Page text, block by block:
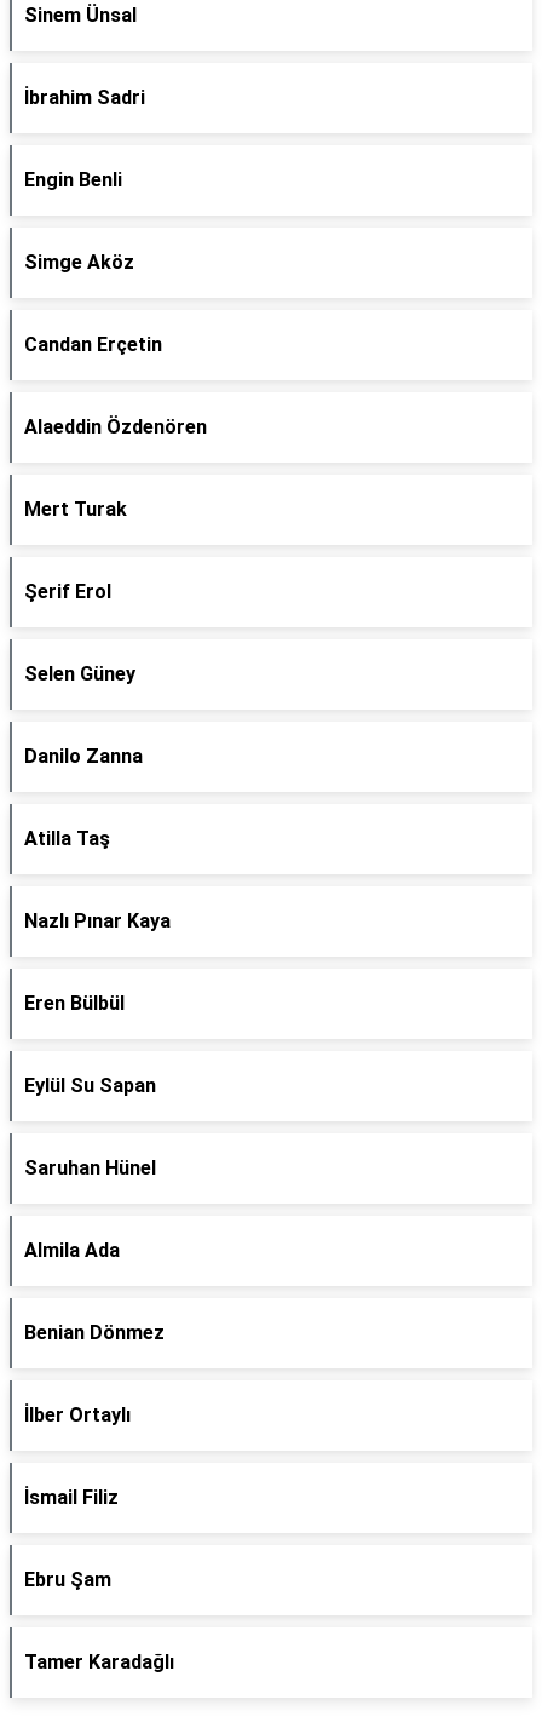
Sinem Ünsal
İbrahim Sadri
Engin Benli
Simge Aköz
Candan Erçetin
Alaeddin Özdenören
Mert Turak
Şerif Erol
Selen Güney
Danilo Zanna
Atilla Taş
Nazlı Pınar Kaya
Eren Bülbül
Eylül Su Sapan
Saruhan Hünel
Almila Ada
Benian Dönmez
İlber Ortaylı
İsmail Filiz
Ebru Şam
Tamer Karadağlı